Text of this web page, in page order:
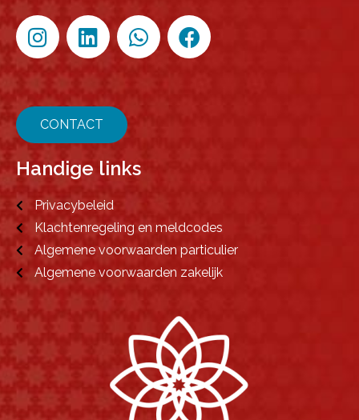
CONTACT
Handige links
Privacybeleid
Klachtenregeling en meldcodes
Algemene voorwaarden particulier
Algemene voorwaarden zakelijk